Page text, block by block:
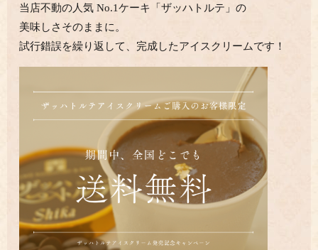
当店不動の人気 No.1ケーキ「ザッハトルテ」の
美味しさそのままに。
試行錯誤を繰り返して、完成したアイスクリームです！